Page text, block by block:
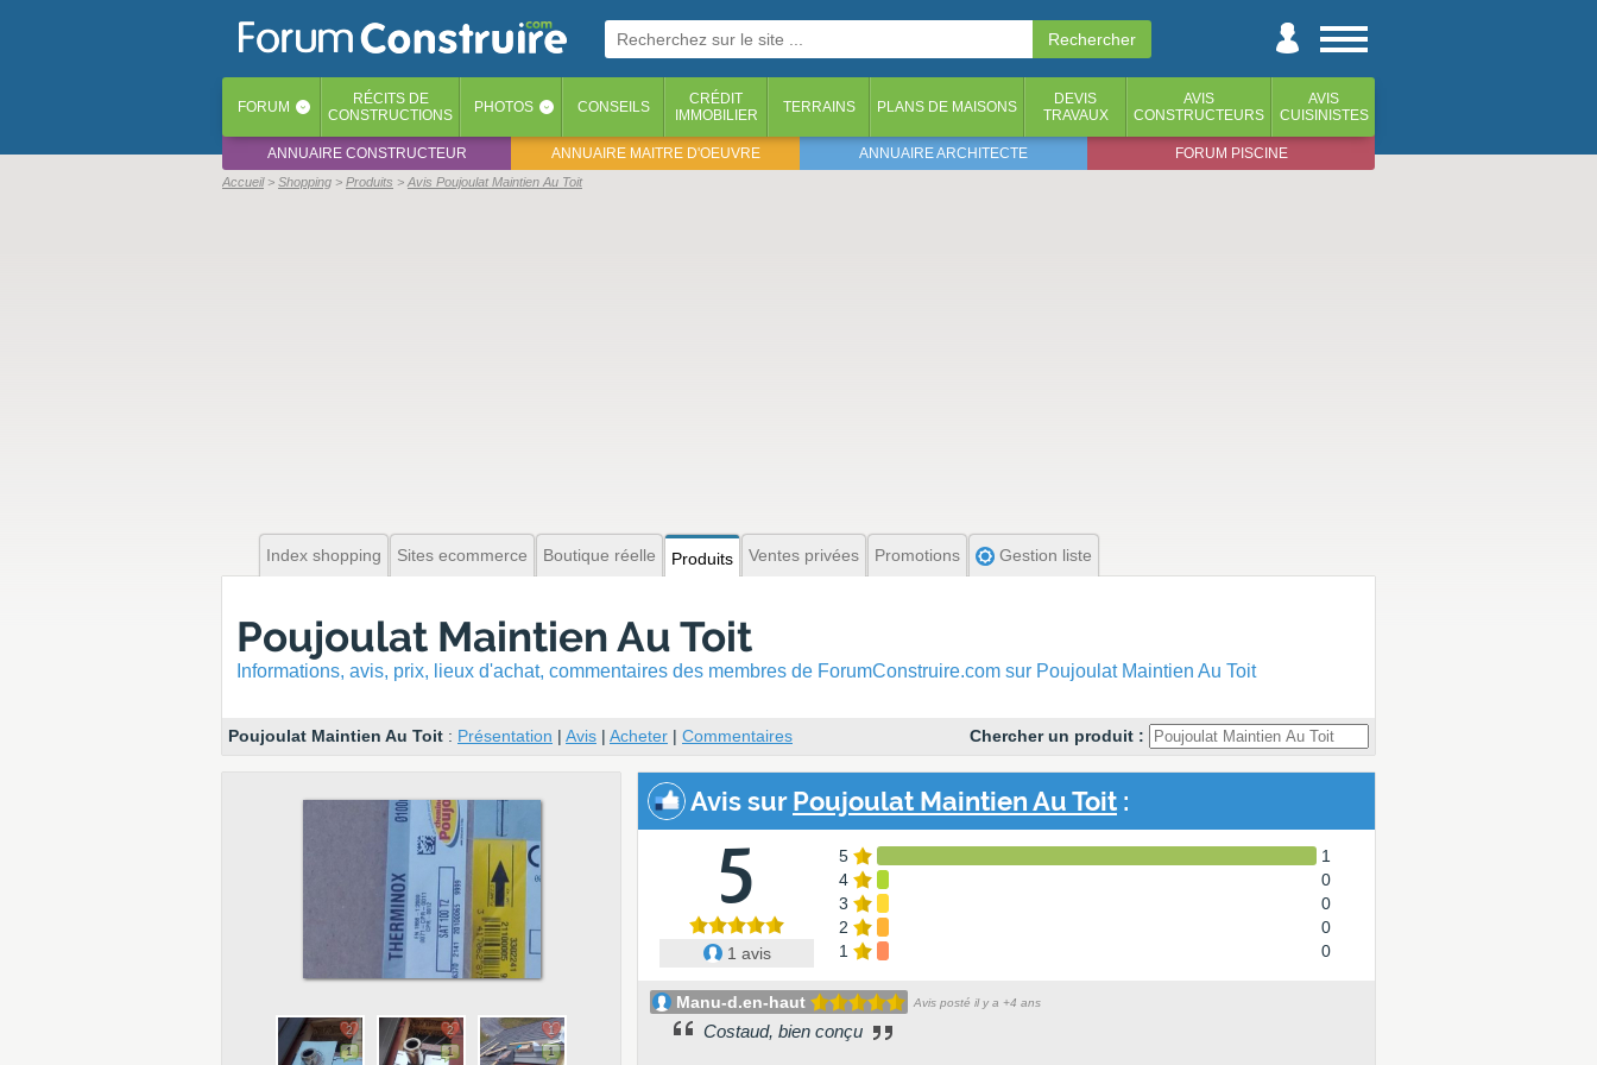
FORUM ‹ RÉCITS DE
CONSTRUCTIONS
PHOTOS ‹ CONSEILS
CRÉDIT
IMMOBILIER
TERRAINS PLANS DE MAISONS
DEVIS
TRAVAUX
AVIS
CONSTRUCTEURS
AVIS
CUISINISTES
ANNUAIRE CONSTRUCTEUR ANNUAIRE MAITRE D'OEUVRE ANNUAIRE ARCHITECTE FORUM PISCINE
Accueil Shopping Produits Avis Poujoulat Maintien Au Toit
Index shopping Sites ecommerce Boutique réelle Produits Ventes privées Promotions Gestion liste
Poujoulat Maintien Au Toit
Informations, avis, prix, lieux d'achat, commentaires des membres de ForumConstruire.com sur Poujoulat Maintien Au Toit
Poujoulat Maintien Au Toit : Présentation | Avis | Acheter | Commentaires Chercher un produit :
2
1
2
1
1
1
AvissurPoujoulat Maintien Au Toit :
5
1 avis
5
1
4
0
3
0
2
0
1
0
Manu-d.en-haut Avis posté il y a +4 ans
Costaud, bien conçu